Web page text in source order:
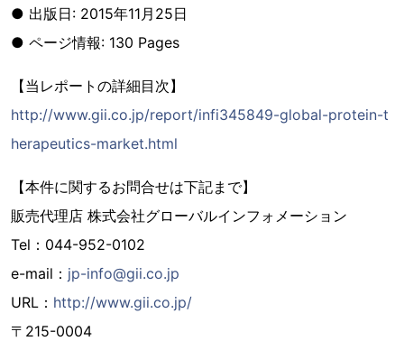
● 出版日: 2015年11月25日
● ページ情報: 130 Pages
【当レポートの詳細目次】
http://www.gii.co.jp/report/infi345849-global-protein-t
herapeutics-market.html
【本件に関するお問合せは下記まで】
販売代理店 株式会社グローバルインフォメーション
Tel：044-952-0102
e-mail： jp-info@gii.co.jp
URL： http://www.gii.co.jp/
〒215-0004